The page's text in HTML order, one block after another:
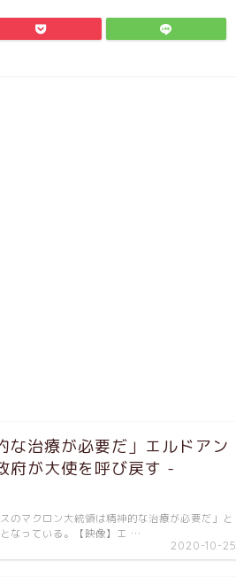
な治療が必要だ」エルドアン
府が大使を呼び戻す -
2020-10-25
のマクロン大統領は精神的な治療が必要だ」と
なっている。【映像】エ …